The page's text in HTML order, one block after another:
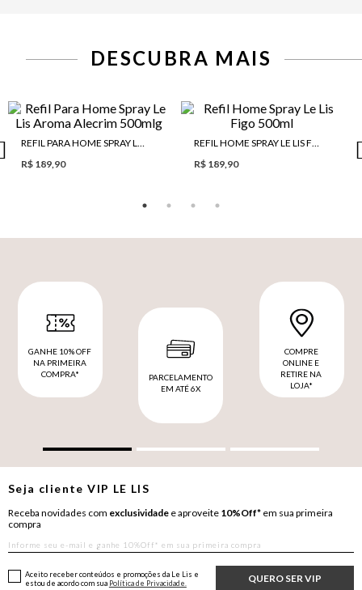
DESCUBRA MAIS
REFIL PARA HOME SPRAY LE LIS AROMA ALECRIM 500MLG
R$ 189,90
REFIL HOME SPRAY LE LIS FIGO 500ML
R$ 189,90
GANHE 10% OFF
NA PRIMEIRA
COMPRA*
PARCELAMENTO
EM ATÉ 6X
COMPRE
ONLINE E
RETIRE NA
LOJA*
Seja clienteVIP LE LIS
Receba novidades com exclusividade e aproveite 10%Off* em sua primeira
compra
QUERO SER VIP
Aceito receber conteúdos e promoções da Le Lis e
estou de acordo com sua Política de Privacidade.